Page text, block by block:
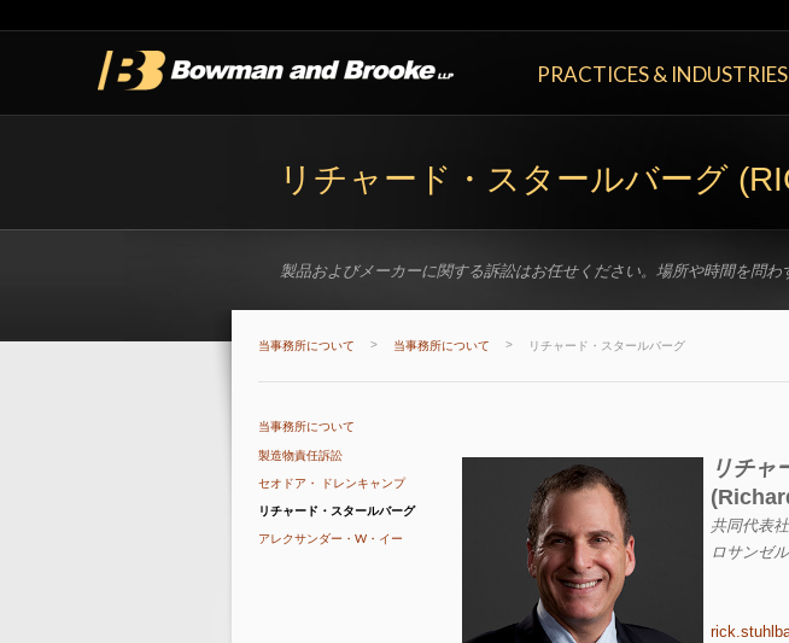
PRACTICES & INDUSTRIES
リチャード・スタールバーグ
製品およびメーカーに関する訴訟はお任せください。場所や時間を問わ
当事務所について > 当事務所について > リチャード・スタールバーグ
当事務所について
製造物責任訴訟
セオドア・ ドレンキャンプ
リチャード・スタールバーグ
アレクサンダー・W・イー
リチャ
共同代表
ロサンゼ